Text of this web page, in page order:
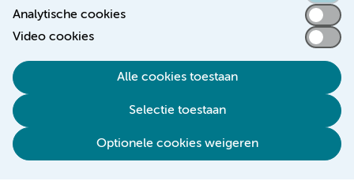
Analytische cookies
Video cookies
Alle cookies toestaan
Selectie toestaan
Optionele cookies weigeren
Toegankelijkheidsverklaring
Responsible disclosure